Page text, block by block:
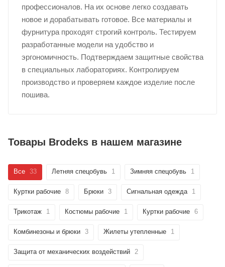
профессионалов. На их основе легко создавать
новое и дорабатывать готовое. Все материалы и
фурнитура проходят строгий контроль. Тестируем
разработанные модели на удобство и
эргономичность. Подтверждаем защитные свойства
в специальных лабораториях. Контролируем
производство и проверяем каждое изделие после
пошива.
Товары Brodeks в нашем магазине
Все 33 Летняя спецобувь 1 Зимняя спецобувь 1
Куртки рабочие 8 Брюки 3 Сигнальная одежда 1
Трикотаж 1 Костюмы рабочие 1 Куртки рабочие 6
Комбинезоны и брюки 3 Жилеты утепленные 1
Защита от механических воздействий 2